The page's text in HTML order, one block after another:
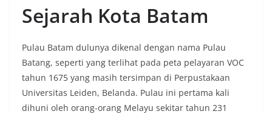
Sejarah Kota Batam
Pulau Batam dulunya dikenal dengan nama Pulau
Batang, seperti yang terlihat pada peta pelayaran VOC
tahun 1675 yang masih tersimpan di Perpustakaan
Universitas Leiden, Belanda. Pulau ini pertama kali
dihuni oleh orang-orang Melayu sekitar tahun 231